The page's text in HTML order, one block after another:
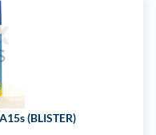
(BLISTER)